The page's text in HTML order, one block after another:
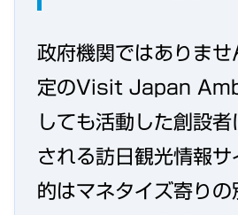
政府機関ではありませ
定のVisit Japan
しても活動した創設
される訪日観光情報
的はマネタイズ寄りの